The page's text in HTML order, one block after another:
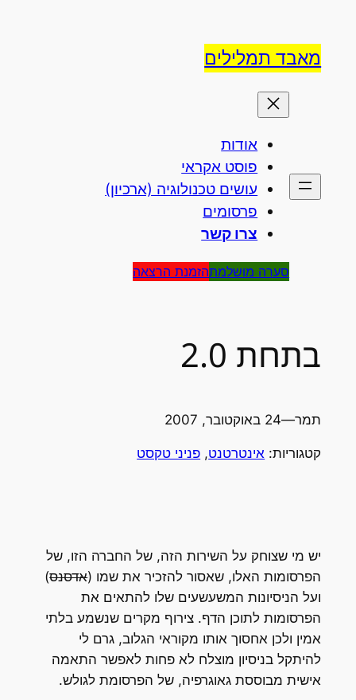
תמלילים
אודות
פוסט אקראי
עושים טכנולוגיה (ארכיון)
פרסומים
צרו קשר
סערה מושלמתהזמנת הרצאה
2.0
—24 באוקטובר, 2007
אינטרטנט, פניני טקסט
מי שצוחק על השירות הזה, של החברה הזו, של
האלו, שאסור להזכיר את שמו (אדסנס)
הניסיונות המשעשעים שלו להתאים את
לתוכן הדף. צירוף מקרים שנשמע בלתי
ולכן אחסוך אותו מקוראי הגלוב, גרם לי
בניסיון מוצלח לא פחות לאפשר התאמה
מבוססת גאוגרפיה, של הפרסומת לגולש.